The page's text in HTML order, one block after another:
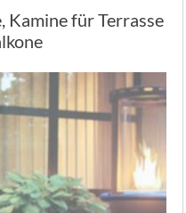
Kamine für Terrasse